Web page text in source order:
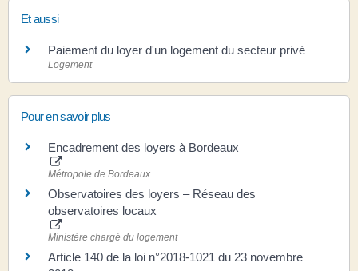
Et aussi
Paiement du loyer d'un logement du secteur privé
Logement
Pour en savoir plus
Encadrement des loyers à Bordeaux
Métropole de Bordeaux
Observatoires des loyers – Réseau des
observatoires locaux
Ministère chargé du logement
Article 140 de la loi n°2018-1021 du 23 novembre